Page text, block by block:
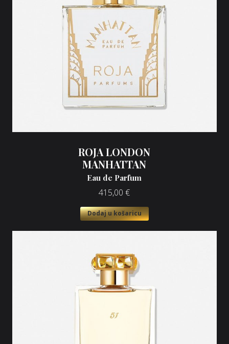
ROJA LONDON
MANHATTAN
Eau de Parfum
415,00 €
Dodaj u košaricu